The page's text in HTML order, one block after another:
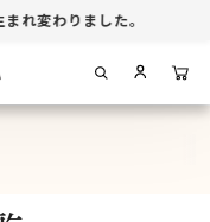
れ変わりました。